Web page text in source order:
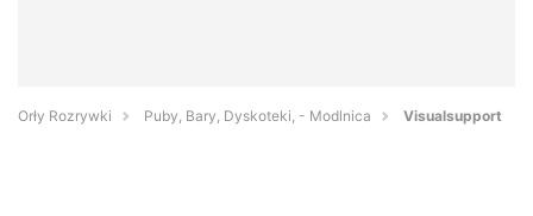
Orły Rozrywki Puby, Bary, Dyskoteki, - Modlnica Visualsupport